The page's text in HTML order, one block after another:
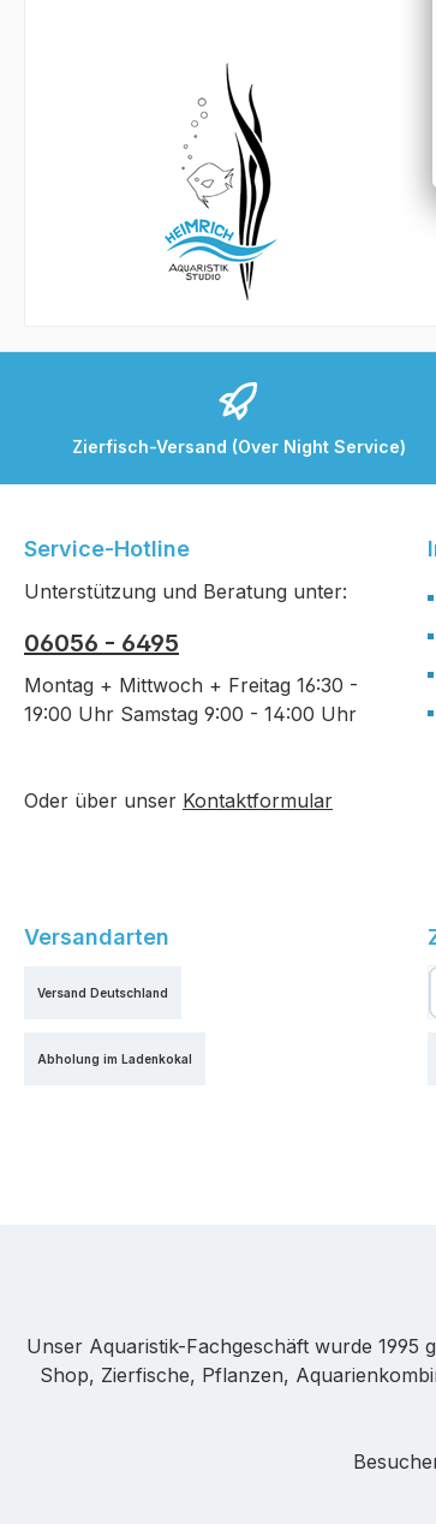
Zierfisch-Versand (Over Night Service)
Service-Hotline
Unterstützung und Beratung unter:
06056 - 6495
Montag + Mittwoch + Freitag 16:30 -
19:00 Uhr Samstag 9:00 - 14:00 Uhr
Oder über unser Kontaktformular
Versandarten
Versand Deutschland
Abholung im Ladenkokal
Unser Aquaristik-Fachgeschäft wurde 1995
Shop, Zierfische, Pflanzen,